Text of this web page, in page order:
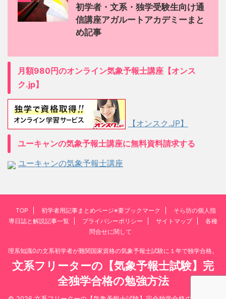
初学者・文系・独学受験生向け通
信講座アガルートアカデミーまと
め記事
月額980円のオンライン気象予報士講座【オンス
ク.jp】
【オンスク.JP】
ユーキャンの気象予報士講座に無料資料請求する
ユーキャンの気象予報士講座
TOP 初学者用記事まとめページ※要ブックマーク
そら坊の個人指
導日誌と解説記事一覧
プライバシーポリシー サイトマップ
各種
問合せに関して
理系知識0の文系初学者が難関国家資格の気象予報士試験に１年で独学合格。
文系フリーターの【気象予報士試験】完
全独学合格の勉強方法